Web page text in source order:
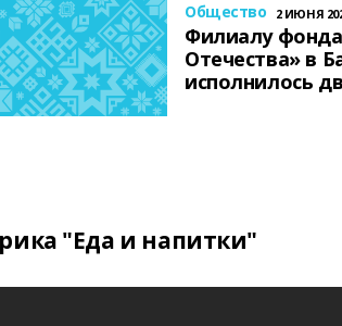
Общество 2 ИЮНЯ
Филиалу
Отечества» в
исполнилось
"Еда и напитки"